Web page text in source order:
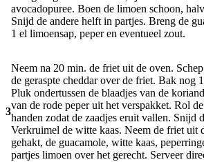
avocadopuree. Boen de limoen schoon,
Snijd de andere helft in partjes. Breng de
1 el limoensap, peper en eventueel zout.
3
Neem na 20 min. de friet uit de oven.
de geraspte cheddar over de friet. Bak nog
Pluk ondertussen de blaadjes van de
van de rode peper uit het verspakket. Rol
handen zodat de zaadjes eruit vallen. Snijd
Verkruimel de witte kaas. Neem de friet uit
gehakt, de guacamole, witte kaas,
partjes limoen over het gerecht. Serveer